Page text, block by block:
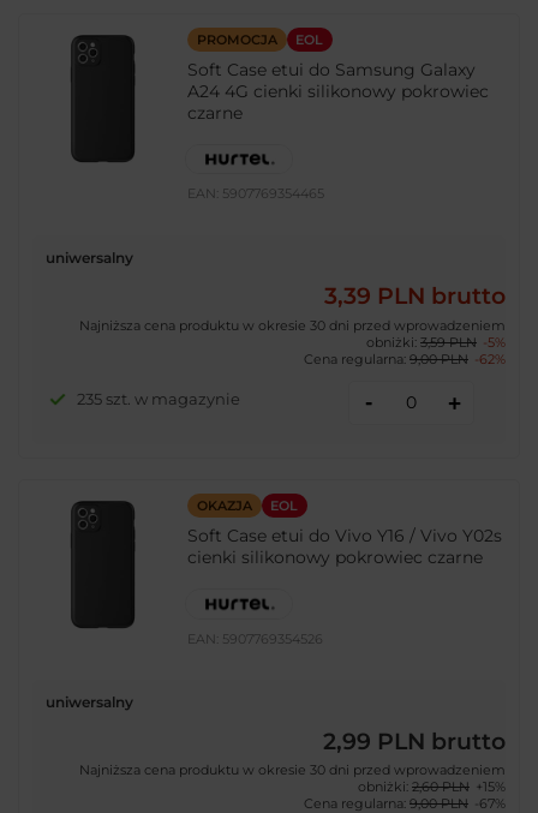
PROMOCJA EOL
Soft Case etui do Samsung Galaxy
A24 4G cienki silikonowy pokrowiec
czarne
EAN: 5907769354465
uniwersalny
3,39 PLN brutto
Najniższa cena produktu w okresie 30 dni przed wprowadzeniem
obniżki: 3,59 PLN -5%
Cena regularna: 9,00 PLN -62%
235 szt. w magazynie - +
OKAZJA EOL
Soft Case etui do Vivo Y16 / Vivo Y02s
cienki silikonowy pokrowiec czarne
EAN: 5907769354526
uniwersalny
2,99 PLN brutto
Najniższa cena produktu w okresie 30 dni przed wprowadzeniem
obniżki: 2,60 PLN +15%
Cena regularna: 9,00 PLN -67%